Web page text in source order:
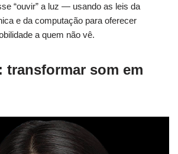
“ouvir” a luz — usando as leis da
e da computação para oferecer
a quem não vê.
transformar som em